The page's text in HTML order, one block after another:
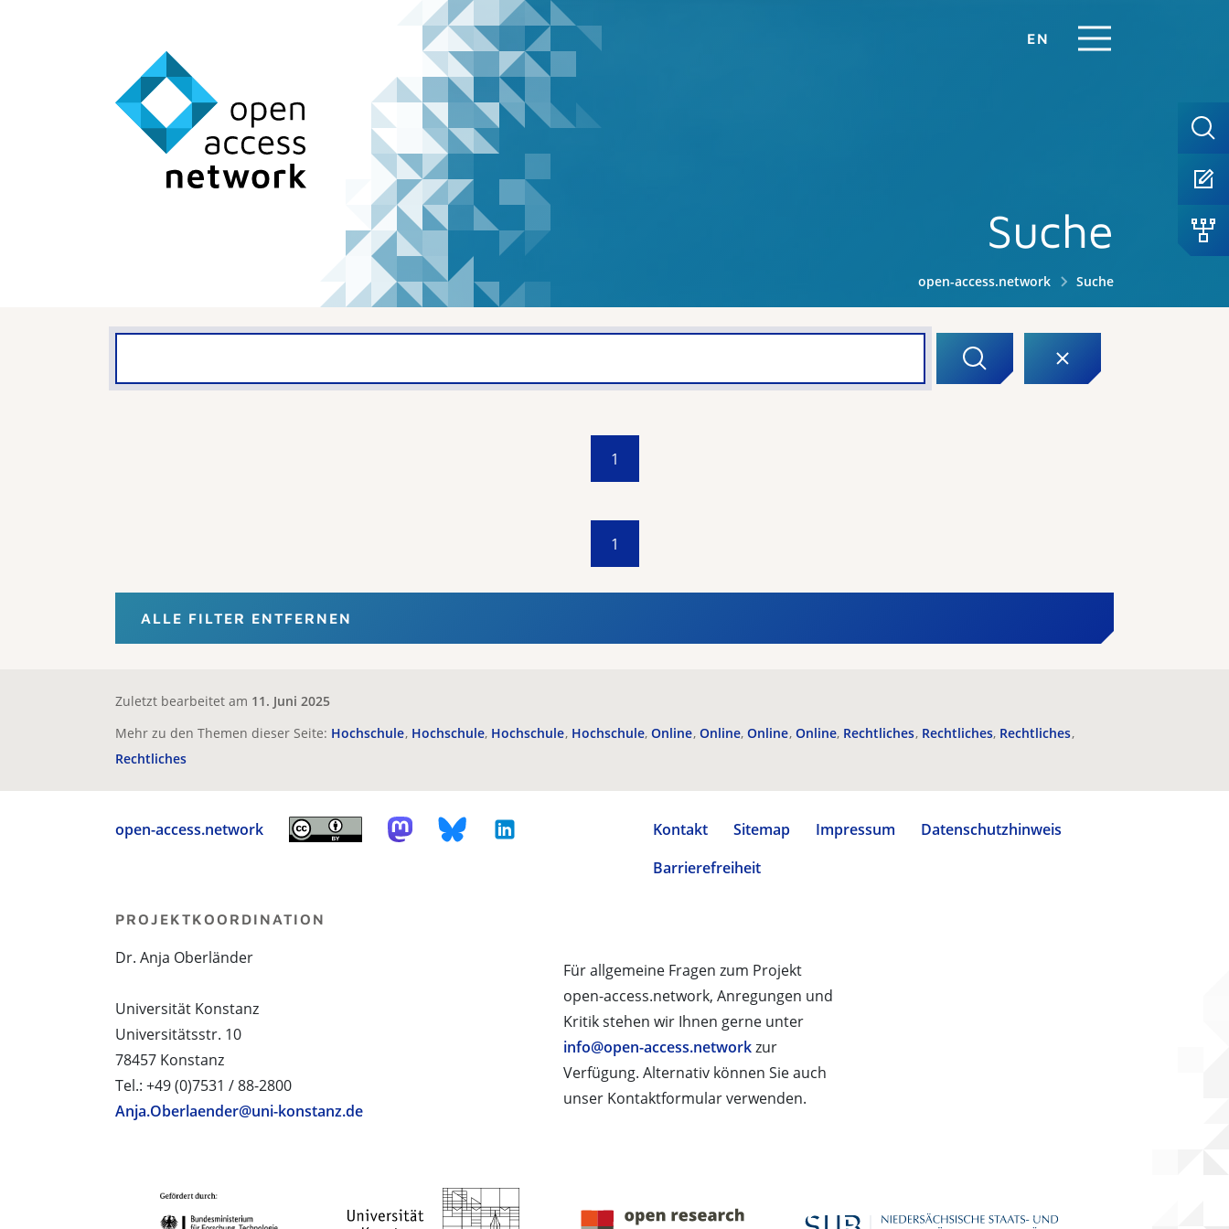
EN
Suche
open-access.network Suche
1
1
ALLE FILTER ENTFERNEN
Zuletzt bearbeitet am 11. Juni 2025
Mehr zu den Themen dieser Seite: Hochschule Hochschule Hochschule Hochschule Online Online Online Online Rechtliches Rechtliches Rechtliches
Rechtliches
open-access.network Kontakt Sitemap Impressum
Datenschutzhinweis
Barrierefreiheit
Für allgemeine Fragen zum Projekt
open-access.network, Anregungen und
Kritik stehen wir Ihnen gerne unter
info@open-access.networkzur
Verfügung. Alternativ können Sie auch
unser Kontaktformular verwenden.
PROJEKTKOORDINATION
Dr. Anja Oberländer
Universität Konstanz
Universitätsstr. 10
78457 Konstanz
Tel.: +49 (0)7531 / 88-2800
Anja.Oberlaender@uni-konstanz.de